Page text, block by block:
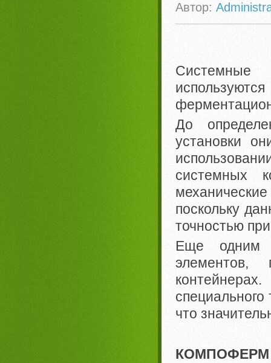
Автор:
Системные
До
установки
системных
поскольку
точностью
Еще одним
элементов,
специального
что
КОМПОФЕРМ